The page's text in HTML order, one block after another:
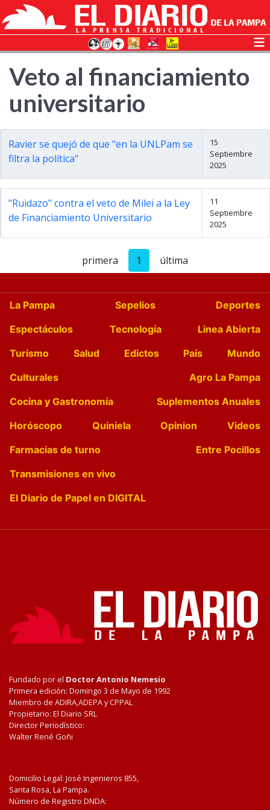
Veto al financiamiento
universitario
Ravier se quejó de que "en la UNLPam se
filtra la política"
15
Septiembre
2025
"Ruidazo" contra el veto de Milei a la Ley
de Financiamiento Universitario
11
Septiembre
2025
primera 1 última
La Pampa Sepelios
Deportes
Espectáculos
Tecnología
Linea Abierta
Turismo
Salud Edictos País
Mundo
Culturales
Agro La Pampa
Cocina y Gastronomía
Suplementos Anuales
Horóscopo
Quiniela Opinion
Videos
Farmacias de turno
Entre Pocillos
Transmisiones en vivo
El Diario de Papel en DIGITAL
Fundado por el Doctor Antonio Nemesio
Primera edición: Domingo 3 de Mayo de 1992
Miembro de ADIRA,ADEPA y CPPAL
Propietario: El Diario SRL
Director Periodístico:
Walter René Goñi
Domicilio Legal: José Ingenieros 855,
Santa Rosa, La Pampa.
Número de Registro DNDA: